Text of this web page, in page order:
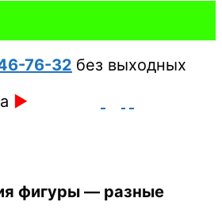
76-32 без выходных
►
фигуры — разные